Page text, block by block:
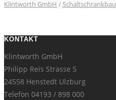
Klintworth GmbH / Schaltschrankbau
KONTAKT
Klintworth GmbH
Philipp Reis Strasse 5
24558 Henstedt Ulzburg
Telefon 04193 / 898 000